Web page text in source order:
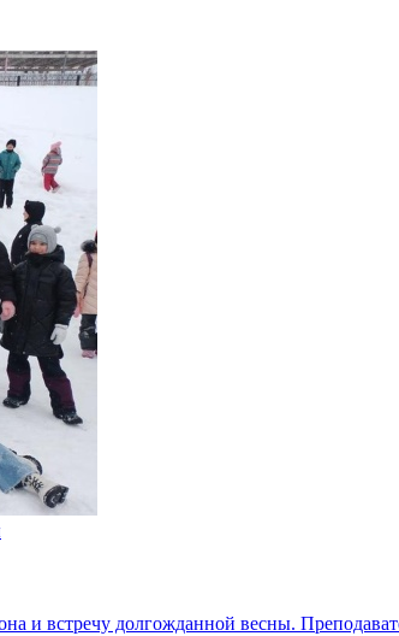
и встречу долгожданной весны.